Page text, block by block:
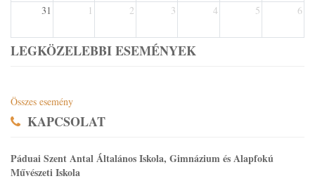
31 1 2 3 4 5 6
LEGKÖZELEBBI ESEMÉNYEK
Összes esemény
KAPCSOLAT
Páduai Szent Antal Általános Iskola, Gimnázium és Alapfokú
Művészeti Iskola